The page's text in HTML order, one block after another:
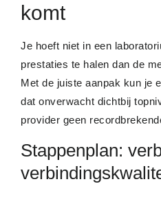
komt
Je hoeft niet in een
prestaties te halen dan de
Met de juiste aanpak kun je
dat onverwacht dichtbij
provider geen
Stappenplan: